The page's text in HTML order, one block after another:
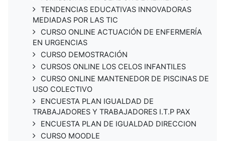
TENDENCIAS EDUCATIVAS INNOVADORAS
MEDIADAS POR LAS TIC
CURSO ONLINE ACTUACIÓN DE ENFERMERÍA
EN URGENCIAS
CURSO DEMOSTRACIÓN
CURSOS ONLINE LOS CELOS INFANTILES
CURSO ONLINE MANTENEDOR DE PISCINAS DE
USO COLECTIVO
ENCUESTA PLAN IGUALDAD DE
TRABAJADORES Y TRABAJADORES I.T.P PAX
ENCUESTA PLAN DE IGUALDAD DIRECCION
CURSO MOODLE